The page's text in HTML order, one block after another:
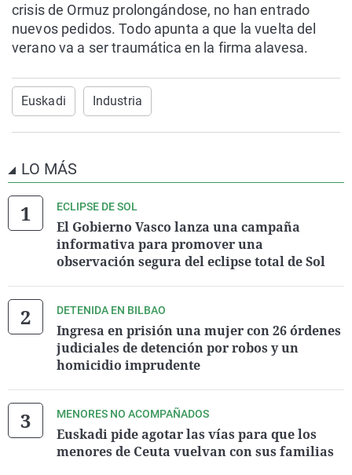
crisis de Ormuz prolongándose, no han entrado
nuevos pedidos. Todo apunta a que la vuelta del
verano va a ser traumática en la firma alavesa.
Euskadi Industria
LO MÁS
ECLIPSE DE SOL
El Gobierno Vasco lanza una campaña
informativa para promover una
observación segura del eclipse total de Sol
DETENIDA EN BILBAO
Ingresa en prisión una mujer con 26 órdenes
judiciales de detención por robos y un
homicidio imprudente
MENORES NO ACOMPAÑADOS
Euskadi pide agotar las vías para que los
menores de Ceuta vuelvan con sus familias